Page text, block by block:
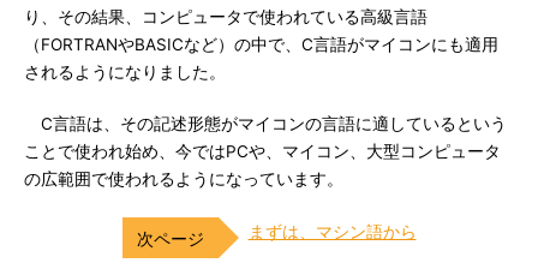
り、その結果、コンピュータで使われている高級言語
（FORTRANやBASICなど）の中で、C言語がマイコンにも適用
されるようになりました。
C言語は、その記述形態がマイコンの言語に適しているという
ことで使われ始め、今ではPCや、マイコン、大型コンピュータ
の広範囲で使われるようになっています。
まずは、マシン語から